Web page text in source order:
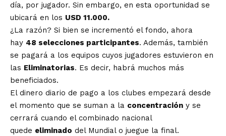
día, por jugador. Sin embargo, en esta oportunidad se
ubicará en los USD 11.000.
¿La razón? Si bien se incrementó el fondo, ahora
hay 48 selecciones participantes. Además, también
se pagará a los equipos cuyos jugadores estuvieron en
las Eliminatorias. Es decir, habrá muchos más
beneficiados.
El dinero diario de pago a los clubes empezará desde
el momento que se suman a la concentración y se
cerrará cuando el combinado nacional
quede eliminado del Mundial o juegue la final.